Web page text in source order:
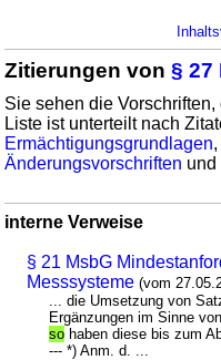
Zitierungen von§ 27
Sie sehen die
Liste ist unterteilt nach
Ermächtigungsgrundlagen
Änderungsvorschriften
interne Verweise
§ 21 MsbG
Messsysteme (vom
... die Umsetzung von
Ergänzungen im Sinne von
so haben diese bis zum
--- *) Anm. d. ...